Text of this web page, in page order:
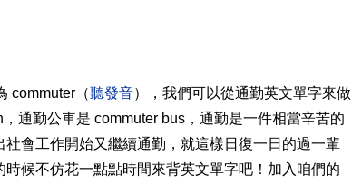
commuter（聽發音），我們可以從通勤英文單字來做
通勤公車是 commuter bus，通勤是一件相當辛苦的
會工作開始又繼續通勤，就這樣日復一日的過一輩
候不仿花一點點時間來背英文單字吧！加入咱們的